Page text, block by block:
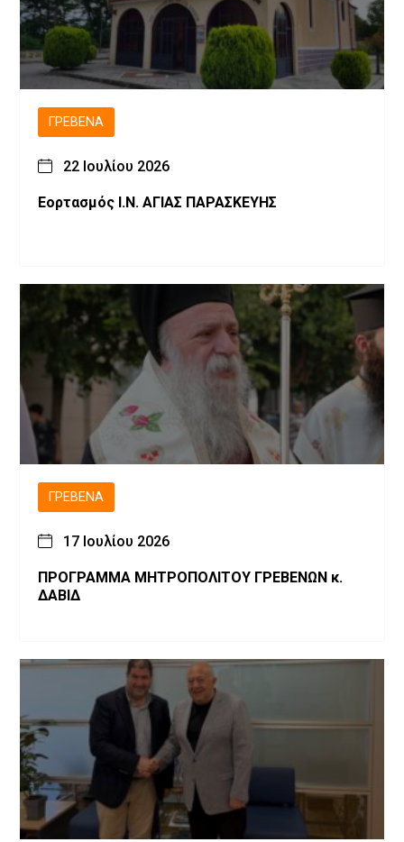
ΓΡΕΒΕΝΆ
22 Ιουλίου 2026
Εορτασμός Ι.Ν. ΑΓΙΑΣ ΠΑΡΑΣΚΕΥΗΣ
ΓΡΕΒΕΝΆ
17 Ιουλίου 2026
ΠΡΟΓΡΑΜΜΑ ΜΗΤΡΟΠΟΛΙΤΟΥ ΓΡΕΒΕΝΩΝ κ.
ΔΑΒΙΔ